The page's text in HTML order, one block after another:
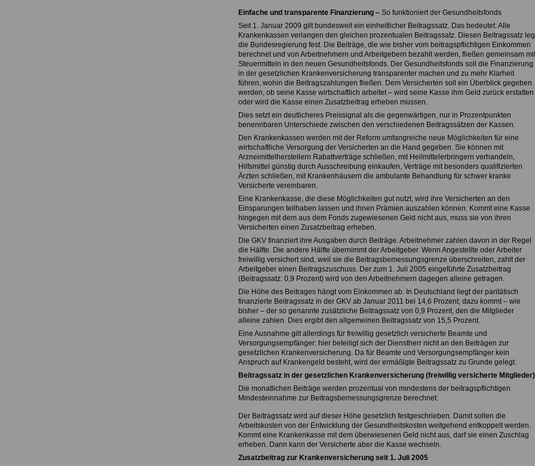
Einfache und transparente Finanzierung –So funktioniert der Gesundheitsfonds
Seit 1. Januar 2009 gilt bundesweit ein einheitlicher Beitragssatz. Das bedeutet: Alle
Krankenkassen verlangen den gleichen prozentualen Beitragssatz. Diesen Beitragssatz
die Bundesregierung fest. Die Beiträge, die wie bisher vom beitragspflichtigen Einkommen
berechnet und von Arbeitnehmern und Arbeitgebern bezahlt werden, fließen gemeinsam mit
Steuermitteln in den neuen Gesundheitsfonds. Der Gesundheitsfonds soll die Finanzierung
in der gesetzlichen Krankenversicherung transparenter machen und zu mehr Klarheit
führen, wohin die Beitragszahlungen fließen. Dem Versicherten soll ein Überblick gegeben
werden, ob seine Kasse wirtschaftlich arbeitet – wird seine Kasse ihm Geld zurück erstatten
oder wird die Kasse einen Zusatzbeitrag erheben müssen.
Dies setzt ein deutlicheres Preissignal als die gegenwärtigen, nur in Prozentpunkten
benennbaren Unterschiede zwischen den verschiedenen Beitragssätzen der Kassen.
Den Krankenkassen werden mit der Reform umfangreiche neue Möglichkeiten für eine
wirtschaftliche Versorgung der Versicherten an die Hand gegeben. Sie können mit
Arzneimittelherstellern Rabattverträge schließen, mit Heilmittelerbringern verhandeln,
Hilfsmittel günstig durch Ausschreibung einkaufen, Verträge mit besonders qualifizierten
Ärzten schließen, mit Krankenhäusern die ambulante Behandlung für schwer kranke
Versicherte vereinbaren.
Eine Krankenkasse, die diese Möglichkeiten gut nutzt, wird ihre Versicherten an den
Einsparungen teilhaben lassen und ihnen Prämien auszahlen können. Kommt eine Kasse
hingegen mit dem aus dem Fonds zugewiesenen Geld nicht aus, muss sie von ihren
Versicherten einen Zusatzbeitrag erheben.
Die GKV finanziert ihre Ausgaben durch Beiträge. Arbeitnehmer zahlen davon in der Regel
die Hälfte. Die andere Hälfte übernimmt der Arbeitgeber. Wenn Angestellte oder Arbeiter
freiwillig versichert sind, weil sie die Beitragsbemessungsgrenze überschreiten, zahlt der
Arbeitgeber einen Beitragszuschuss. Der zum 1. Juli 2005 eingeführte Zusatzbeitrag
(Beitragssatz: 0,9 Prozent) wird von den Arbeitnehmern dagegen alleine getragen.
Die Höhe des Beitrages hängt vom Einkommen ab. In Deutschland liegt der paritätisch
finanzierte Beitragssatz in der GKV ab Januar 2011 bei 14,6 Prozent; dazu kommt – wie
bisher – der so genannte zusätzliche Beitragssatz von 0,9 Prozent, den die Mitglieder
alleine zahlen. Dies ergibt den allgemeinen Beitragssatz von 15,5 Prozent.
Eine Ausnahme gilt allerdings für freiwillig gesetzlich versicherte Beamte und
Versorgungsempfänger: hier beteiligt sich der Dienstherr nicht an den Beiträgen zur
gesetzlichen Krankenversicherung. Da für Beamte und Versorgungsempfänger kein
Anspruch auf Krankengeld besteht, wird der ermäßigte Beitragssatz zu Grunde gelegt.
Beitragssatz in der gesetzlichen Krankenversicherung (freiwillig versicherte Mitglieder)
Die monatlichen Beiträge werden prozentual von mindestens der beitragspflichtigen
Mindesteinnahme zur Beitragsbemessungsgrenze berechnet:
Der Beitragssatz wird auf dieser Höhe gesetzlich festgeschrieben. Damit sollen die
Arbeitskosten von der Entwicklung der Gesundheitskosten weitgehend entkoppelt werden.
Kommt eine Krankenkasse mit dem überwiesenen Geld nicht aus, darf sie einen Zuschlag
erheben. Dann kann der Versicherte aber die Kasse wechseln.
Zusatzbeitrag zur Krankenversicherung seit 1. Juli 2005